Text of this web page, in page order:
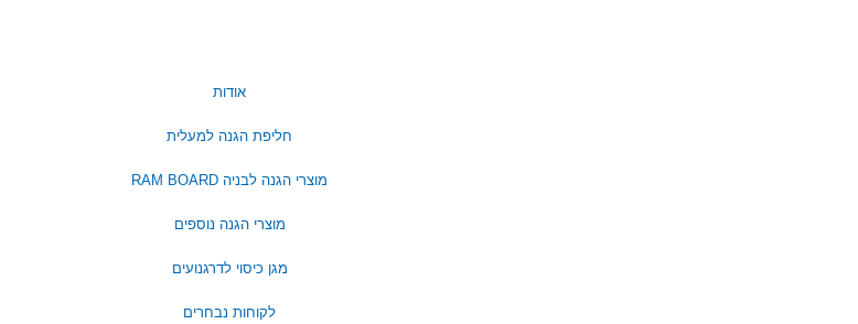
אודות
חליפת הגנה למעלית
מוצרי הגנה לבניה RAM BOARD
מוצרי הגנה נוספים
מגן כיסוי לדרגנועים
לקוחות נבחרים